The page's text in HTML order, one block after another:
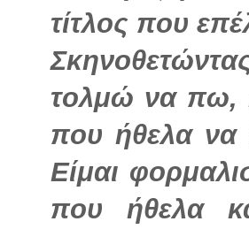
τίτλος που
τολμώ να πω,
που ήθελα να
Είμαι
που ήθελα